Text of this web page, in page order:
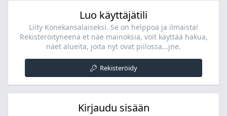
Luo käyttäjätili
Liity Konekansalaiseksi. Se on helppoa ja ilmaista!
Rekisteröityneenä et näe mainoksia, voit käyttää hakua,
näet alueita, joita nyt ovat piilossa...jne.
Rekisteröidy
Kirjaudu sisään